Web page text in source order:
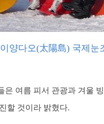
양다오(太陽島) 국제
은 여름 피서 관광과 겨울
할 것이라 밝혔다.